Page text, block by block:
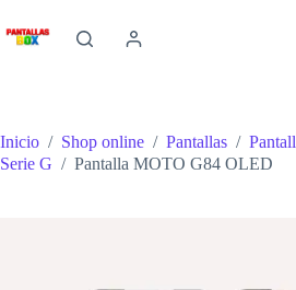
al
contenido
Inicio / Shop online / Pantallas /
Serie G / Pantalla MOTO G84 OLED